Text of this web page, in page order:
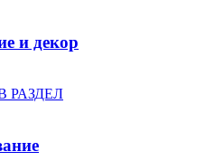
и декор
РАЗДЕЛ